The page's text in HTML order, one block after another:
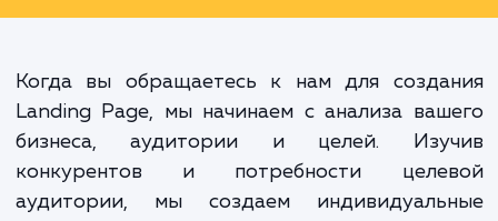
присутствия вашего бренда,
конверсии, повышает
бренда и улучшает
клиентами.